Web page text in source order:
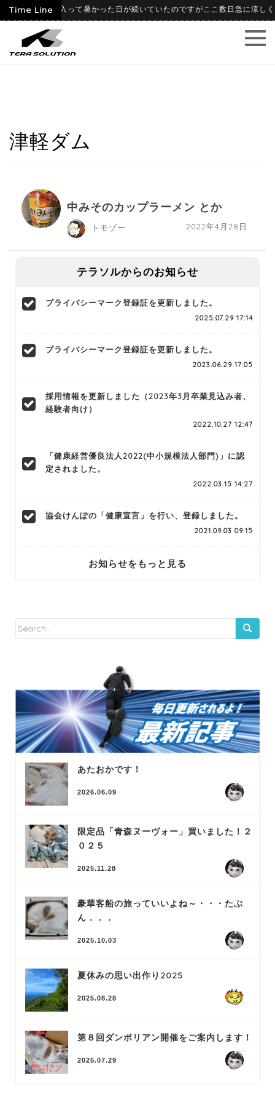
Time Line
06-09 6月に入って暑かった日が続いていたのですがここ数日急に涼し
津軽ダム
中みそのカップラーメン とか
2022年4月28日
トモゾー
テラソルからのお知らせ
プライバシーマーク登録証を更新しました。
2025.07.29 17:14
プライバシーマーク登録証を更新しました。
2023.06.29 17:05
採用情報を更新しました（2023年3月卒業見込み者、
経験者向け）
2022.10.27 12:47
「健康経営優良法人2022(中小規模法人部門)」に認
定されました。
2022.03.15 14:27
協会けんぽの「健康宣言」を行い、登録しました。
2021.09.03 09:15
お知らせをもっと見る
あたおかです！
2026.06.09
限定品「青森ヌーヴォー」買いました！２
０２５
2025.11.28
豪華客船の旅っていいよね～・・・たぶ
ん．．．
2025.10.03
夏休みの思い出作り2025
2025.08.28
第８回ダンボリアン開催をご案内します！
2025.07.29